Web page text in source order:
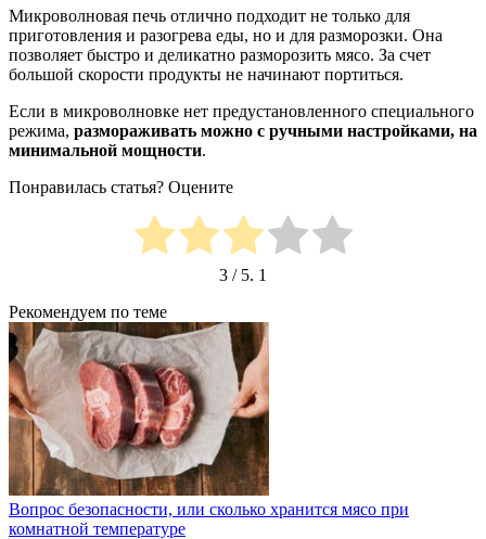
Микроволновая печь отлично подходит не только для
приготовления и разогрева еды, но и для разморозки. Она
позволяет быстро и деликатно разморозить мясо. За счет
большой скорости продукты не начинают портиться.
Если в микроволновке нет предустановленного специального
режима, размораживать можно с ручными настройками, на
минимальной мощности.
Понравилась статья? Оцените
3 / 5. 1
Рекомендуем по теме
Вопрос безопасности, или сколько хранится мясо при
комнатной температуре